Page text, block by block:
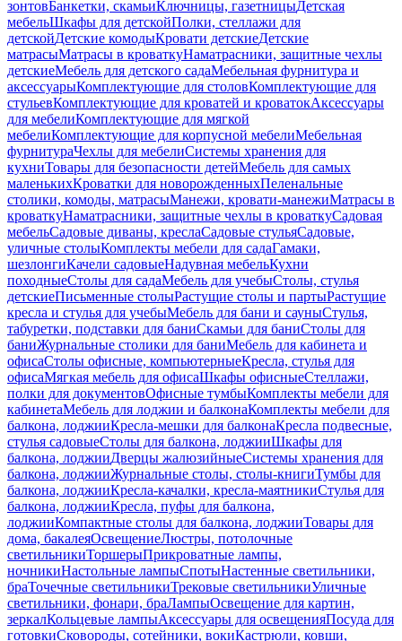
зонтовБанкетки, скамьиКлючницы, газетницыДетская
мебельШкафы для детскойПолки, стеллажи для
детскойДетские комодыКровати детскиеДетские
матрасыМатрасы в кроваткуНаматрасники, защитные чехлы
детскиеМебель для детского садаМебельная фурнитура и
аксессуарыКомплектующие для столовКомплектующие для
стульевКомплектующие для кроватей и кроватокАксессуары
для мебелиКомплектующие для мягкой
мебелиКомплектующие для корпусной мебелиМебельная
фурнитураЧехлы для мебелиСистемы хранения для
кухниТовары для безопасности детейМебель для самых
маленькихКроватки для новорожденныхПеленальные
столики, комоды, матрасыМанежи, кровати-манежиМатрасы в
кроваткуНаматрасники, защитные чехлы в кроваткуСадовая
мебельСадовые диваны, креслаСадовые стульяСадовые,
уличные столыКомплекты мебели для садаГамаки,
шезлонгиКачели садовыеНадувная мебельКухни
походныеСтолы для садаМебель для учебыСтолы, стулья
детскиеПисьменные столыРастущие столы и партыРастущие
кресла и стулья для учебыМебель для бани и сауныСтулья,
табуретки, подставки для баниСкамьи для баниСтолы для
баниЖурнальные столики для баниМебель для кабинета и
офисаСтолы офисные, компьютерныеКресла, стулья для
офисаМягкая мебель для офисаШкафы офисныеСтеллажи,
полки для документовОфисные тумбыКомплекты мебели для
кабинетаМебель для лоджии и балконаКомплекты мебели для
балкона, лоджииКресла-мешки для балконаКресла подвесные,
стулья садовыеСтолы для балкона, лоджииШкафы для
балкона, лоджииДверцы жалюзийныеСистемы хранения для
балкона, лоджииЖурнальные столы, столы-книгиТумбы для
балкона, лоджииКресла-качалки, кресла-маятникиСтулья для
балкона, лоджииКресла, пуфы для балкона,
лоджииКомпактные столы для балкона, лоджииТовары для
дома, бакалеяОсвещениеЛюстры, потолочные
светильникиТоршерыПрикроватные лампы,
ночникиНастольные лампыСпотыНастенные светильники,
браТочечные светильникиТрековые светильникиУличные
светильники, фонари, браЛампыОсвещение для картин,
зеркалКольцевые лампыАксессуары для освещенияПосуда для
готовкиСковороды, сотейники, вокиКастрюли, ковши,